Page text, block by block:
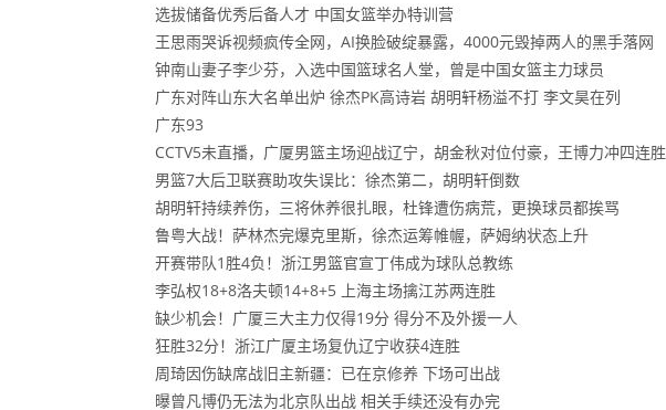
选拔储备优秀后备人才 中国女篮举办特训营
王思雨哭诉视频疯传全网，AI换脸破绽暴露，4000元毁掉两人的黑手落网
钟南山妻子李少芬，入选中国篮球名人堂，曾是中国女篮主力球员
广东对阵山东大名单出炉 徐杰PK高诗岩 胡明轩杨溢不打 李文昊在列
广东93
CCTV5未直播，广厦男篮主场迎战辽宁，胡金秋对位付豪，王博力冲四连胜
男篮7大后卫联赛助攻失误比：徐杰第二，胡明轩倒数
胡明轩持续养伤，三将休养很扎眼，杜锋遭伤病荒，更换球员都挨骂
鲁粤大战！萨林杰完爆克里斯，徐杰运筹帷幄，萨姆纳状态上升
开赛带队1胜4负！浙江男篮官宣丁伟成为球队总教练
李弘权18+8洛夫顿14+8+5 上海主场擒江苏两连胜
缺少机会！广厦三大主力仅得19分 得分不及外援一人
狂胜32分！浙江广厦主场复仇辽宁收获4连胜
周琦因伤缺席战旧主新疆：已在京修养 下场可出战
曝曾凡博仍无法为北京队出战 相关手续还没有办完